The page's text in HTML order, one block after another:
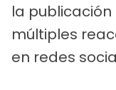
la
múltiples
en redes